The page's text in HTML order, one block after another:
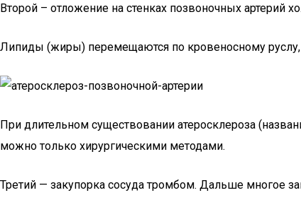
Второй – отложение на стенках позвоночных артерий
Липиды (жиры) перемещаются по кровеносному руслу,
При длительном существовании атеросклероза
можно только хирургическими методами.
Третий — закупорка сосуда тромбом. Дальше многое